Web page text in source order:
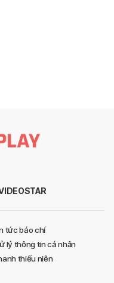
STAR
tức báo chí
lý thông tin cá nhân
thiếu niên